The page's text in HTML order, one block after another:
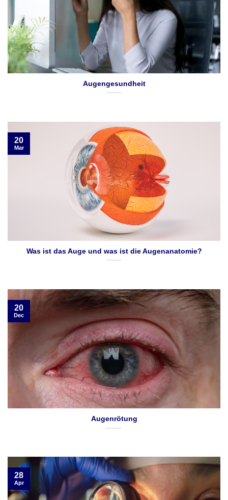
Augengesundheit
Was ist das Auge und was ist die Augenanatomie?
20
Mar
Augenrötung
20
Dec
28
Apr